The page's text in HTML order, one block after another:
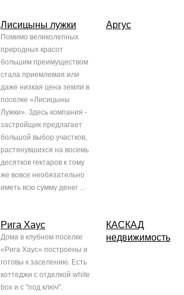
Лисицыны лужки
Помимо великолепных
природных красот
большим преимуществом
стала приемлемая или
даже низкая цена земли в
поселке «Лисицыны
Лужки». Здесь компания -
застройщик предлагает
большой выбор участков,
растянувшихся на восемь
десятков гектаров к тому
же вовсе необязательно
иметь всю сумму денег ...
Аргус
Рига Хаус
Дома в клубном поселке
«Рига Хаус» построены и
готовы к заселению. Есть
коттеджи с отделкой white
box и с "под ключ".
КАСКАД
недвижимость